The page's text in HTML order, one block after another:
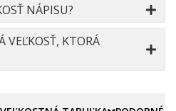
NÁPISU?
VEĽKOSŤ, KTORÁ